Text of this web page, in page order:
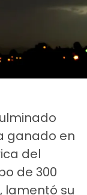
ganado en
del
de 300
lamentó su